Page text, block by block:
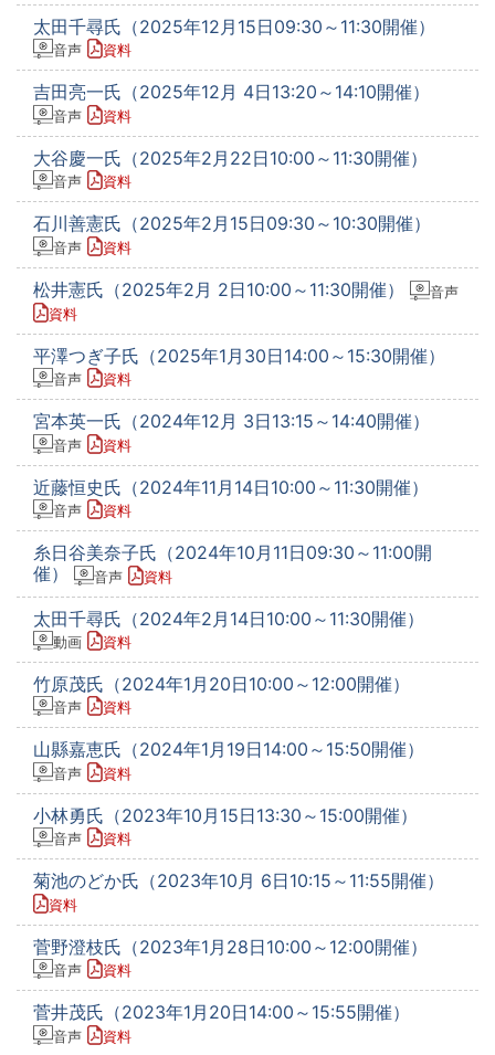
太田千尋氏（2025年12月15日09:30～11:30開催）
音声 資料
吉田亮一氏（2025年12月 4日13:20～14:10開催）
音声 資料
大谷慶一氏（2025年2月22日10:00～11:30開催）
音声 資料
石川善憲氏（2025年2月15日09:30～10:30開催）
音声 資料
松井憲氏（2025年2月 2日10:00～11:30開催）
音声
資料
平澤つぎ子氏（2025年1月30日14:00～15:30開催）
音声 資料
宮本英一氏（2024年12月 3日13:15～14:40開催）
音声 資料
近藤恒史氏（2024年11月14日10:00～11:30開催）
音声 資料
糸日谷美奈子氏（2024年10月11日09:30～11:00開
催）
音声 資料
太田千尋氏（2024年2月14日10:00～11:30開催）
動画 資料
竹原茂氏（2024年1月20日10:00～12:00開催）
音声 資料
山縣嘉恵氏（2024年1月19日14:00～15:50開催）
音声 資料
小林勇氏（2023年10月15日13:30～15:00開催）
音声 資料
菊池のどか氏（2023年10月 6日10:15～11:55開催）
資料
菅野澄枝氏（2023年1月28日10:00～12:00開催）
音声 資料
菅井茂氏（2023年1月20日14:00～15:55開催）
音声 資料